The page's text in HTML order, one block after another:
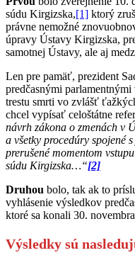
súdu Kirgizska,[1] ktorý
právne nemožné
úpravy Ústavy Kirgizska,
samotnej Ústavy, ale aj
Len pre pamäť, prezident
predčasnými
trestu smrti vo zvlášť
chcel vypísať celoštátne
návrh zákona o zmenách v
a všetky procedúry spojené
prerušené momentom
súdu Kirgizska…“[2]
Druhou bolo, tak ak to
vyhlásenie výsledkov
ktoré sa konali 30.
Výsledky sú